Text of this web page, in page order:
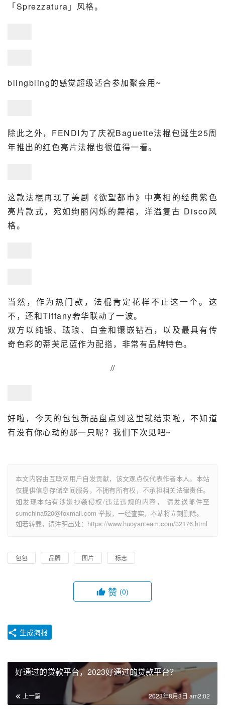
「Sprezzatura」风格。
blingbling的感觉超级适合参加聚会用~
除此之外，FENDI为了庆祝Baguette法棍包诞生25周
年推出的红色亮片法棍也很值得一看。
这款法棍再现了美剧《欲望都市》中亮相的经典紫色
亮片款式，宛如绚丽闪烁的舞裙，洋溢复古 Disco风
格。
当然，作为热门款，法棍肯定花样不止这一个。这
不，还和Tiffany奢华联动了一波。
双方以纯银、珐琅 、白金和镶嵌钻石，以及最具有传
奇色彩的蒂芙尼蓝作为配搭，非常有品牌特色。
//
好啦，今天的包包新品盘点到这里就结束啦，不知道
有没有你心动的那一只呢？我们下次见吧~
本文内容由互联网用户自发贡献，该文观点仅代表作者本人。本站
仅提供信息存储空间服务，不拥有所有权，不承担相关法律责任。
如发现本站有涉嫌抄袭侵权/违法违规的内容， 请发送邮件至
sumchina520@foxmail.com 举报，一经查实，本站将立刻删除。
如若转载，请注明出处：https://www.huoyanteam.com/32176.html
包包 品牌 图片 标志
赞 (0)
生成海报
好通过的贷款平台，2023好通过的贷款平台？
上一篇 2023年8月3日 am2:02